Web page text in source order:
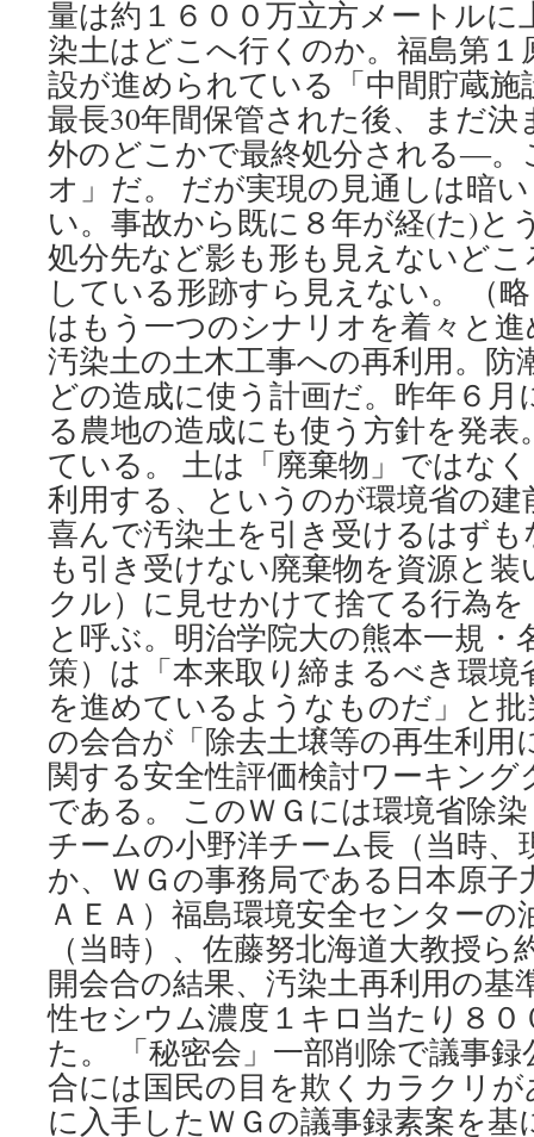
量は約１６００万立方メートルに
染土はどこへ行くのか。福島第
設が進められている「中間貯蔵
最長30年間保管された後、まだ
外のどこかで最終処分される―。
オ」だ。 だが実現の見通しは暗
い。事故から既に８年が経(た)と
処分先など影も形も見えないど
している形跡すら見えない。 （
はもう一つのシナリオを着々と
汚染土の土木工事への再利用。防
どの造成に使う計画だ。昨年６
る農地の造成にも使う方針を発
ている。 土は「廃棄物」ではな
利用する、というのが環境省の
喜んで汚染土を引き受けるはず
も引き受けない廃棄物を資源と
クル）に見せかけて捨てる行為
と呼ぶ。明治学院大の熊本一規・
策）は「本来取り締まるべき環
を進めているようなものだ」と
の会合が「除去土壌等の再生利用
関する安全性評価検討ワーキング
である。 このＷＧには環境省除
チームの小野洋チーム長（当時、
か、ＷＧの事務局である日本原子
ＡＥＡ）福島環境安全センター
（当時）、佐藤努北海道大教授ら
開会合の結果、汚染土再利用の基
性セシウム濃度１キロ当たり８
た。 「秘密会」一部削除で議事
合には国民の目を欺くカラクリ
に入手したＷＧの議事録素案を